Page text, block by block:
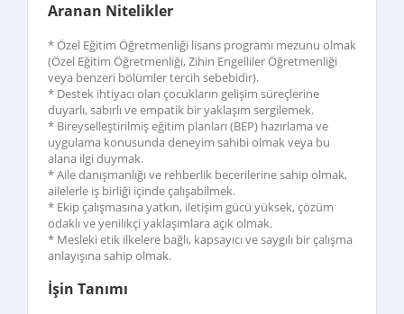
Aranan Nitelikler
* Özel Eğitim Öğretmenliği lisans programı mezunu olmak
(Özel Eğitim Öğretmenliği, Zihin Engelliler Öğretmenliği
veya benzeri bölümler tercih sebebidir).
* Destek ihtiyacı olan çocukların gelişim süreçlerine
duyarlı, sabırlı ve empatik bir yaklaşım sergilemek.
* Bireyselleştirilmiş eğitim planları (BEP) hazırlama ve
uygulama konusunda deneyim sahibi olmak veya bu
alana ilgi duymak.
* Aile danışmanlığı ve rehberlik becerilerine sahip olmak,
ailelerle iş birliği içinde çalışabilmek.
* Ekip çalışmasına yatkın, iletişim gücü yüksek, çözüm
odaklı ve yenilikçi yaklaşımlara açık olmak.
* Mesleki etik ilkelere bağlı, kapsayıcı ve saygılı bir çalışma
anlayışına sahip olmak.
İşin Tanımı